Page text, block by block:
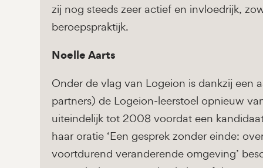
zij nog steeds zeer actief en invloedrijk,
beroepspraktijk.
Noelle Aarts
Onder de vlag van Logeion is dankzij een
partners) de Logeion-leerstoel opnieuw
uiteindelijk tot 2008 voordat een
haar oratie ‘Een gesprek zonder einde:
voortdurend veranderende omgeving’